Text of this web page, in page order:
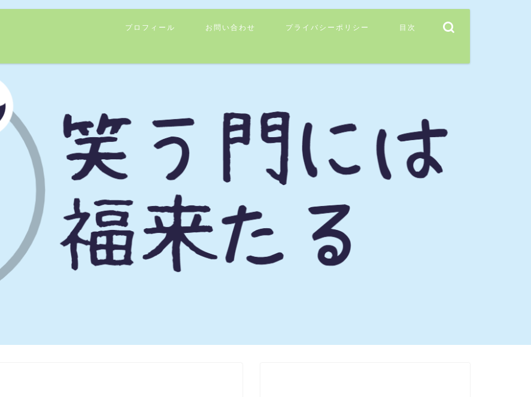
プロフィール お問い合わせ プライバシーポリシー 目次